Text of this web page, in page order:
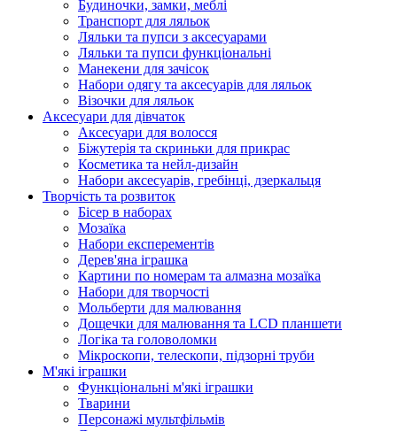
Будиночки, замки, меблі
Транспорт для ляльок
Ляльки та пупси з аксесуарами
Ляльки та пупси функціональні
Манекени для зачісок
Набори одягу та аксесуарів для ляльок
Візочки для ляльок
Аксесуари для дівчаток
Аксесуари для волосся
Біжутерія та скриньки для прикрас
Косметика та нейл-дизайн
Набори аксесуарів, гребінці, дзеркальця
Творчість та розвиток
Бісер в наборах
Мозаїка
Набори експерементів
Дерев'яна іграшка
Картини по номерам та алмазна мозаїка
Набори для творчості
Мольберти для малювання
Дощечки для малювання та LCD планшети
Логіка та головоломки
Мікроскопи, телескопи, підзорні труби
М'які іграшки
Функціональні м'які іграшки
Тварини
Персонажі мультфільмів